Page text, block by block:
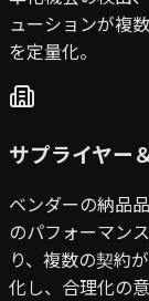
ューションが複
を定量化。
サプライヤー
ベンダーの納品
のパフォーマン
り、複数の契約
化し、合理化の